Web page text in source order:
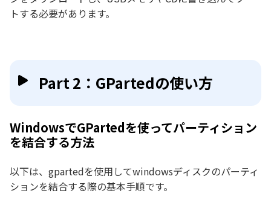
トする必要があります。
Part 2：GPartedの使い方
WindowsでGPartedを使ってパーティション
を結合する方法
以下は、gpartedを使用してwindowsディスクのパーティ
ションを結合する際の基本手順です。